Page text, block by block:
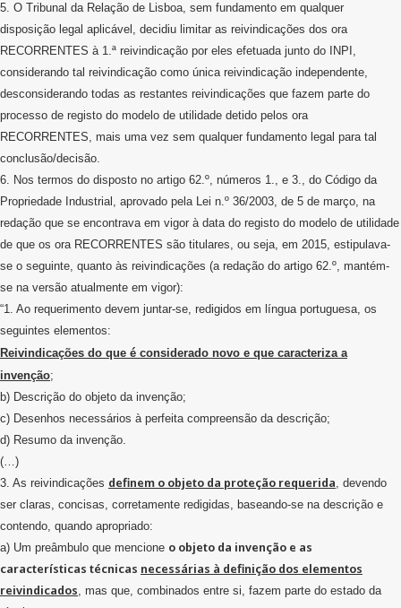
5. O Tribunal da Relação de Lisboa, sem fundamento em qualquer
disposição legal aplicável, decidiu limitar as reivindicações dos ora
RECORRENTES à 1.ª reivindicação por eles efetuada junto do INPI,
considerando tal reivindicação como única reivindicação independente,
desconsiderando todas as restantes reivindicações que fazem parte do
processo de registo do modelo de utilidade detido pelos ora
RECORRENTES, mais uma vez sem qualquer fundamento legal para tal
conclusão/decisão.
6. Nos termos do disposto no artigo 62.º, números 1., e 3., do Código da
Propriedade Industrial, aprovado pela Lei n.º 36/2003, de 5 de março, na
redação que se encontrava em vigor à data do registo do modelo de utilidade
de que os ora RECORRENTES são titulares, ou seja, em 2015, estipulava-
se o seguinte, quanto às reivindicações (a redação do artigo 62.º, mantém-
se na versão atualmente em vigor):
“1. Ao requerimento devem juntar-se, redigidos em língua portuguesa, os
seguintes elementos:
Reivindicações do que é considerado novo e que caracteriza a
invenção;
b) Descrição do objeto da invenção;
c) Desenhos necessários à perfeita compreensão da descrição;
d) Resumo da invenção.
(…)
3. As reivindicações definem o objeto da proteção requerida, devendo
ser claras, concisas, corretamente redigidas, baseando-se na descrição e
contendo, quando apropriado:
a) Um preâmbulo que mencione o objeto da invenção e as
características técnicas necessárias à definição dos elementos
reivindicados, mas que, combinados entre si, fazem parte do estado da